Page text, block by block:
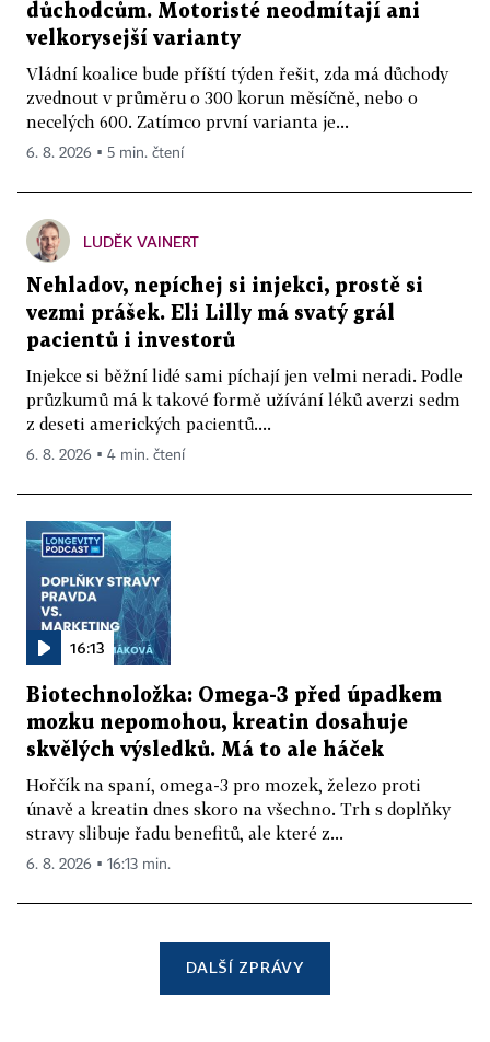
důchodcům. Motoristé neodmítají ani
velkorysejší varianty
Vládní koalice bude příští týden řešit, zda má důchody
zvednout v průměru o 300 korun měsíčně, nebo o
necelých 600. Zatímco první varianta je...
6. 8. 2026 ▪ 5 min. čtení
LUDĚK VAINERT
Nehladov, nepíchej si injekci, prostě si
vezmi prášek. Eli Lilly má svatý grál
pacientů i investorů
Injekce si běžní lidé sami píchají jen velmi neradi. Podle
průzkumů má k takové formě užívání léků averzi sedm
z deseti amerických pacientů....
6. 8. 2026 ▪ 4 min. čtení
16:13
Biotechnoložka: Omega-3 před úpadkem
mozku nepomohou, kreatin dosahuje
skvělých výsledků. Má to ale háček
Hořčík na spaní, omega-3 pro mozek, železo proti
únavě a kreatin dnes skoro na všechno. Trh s doplňky
stravy slibuje řadu benefitů, ale které z...
6. 8. 2026 ▪ 16:13 min.
DALŠÍ ZPRÁVY